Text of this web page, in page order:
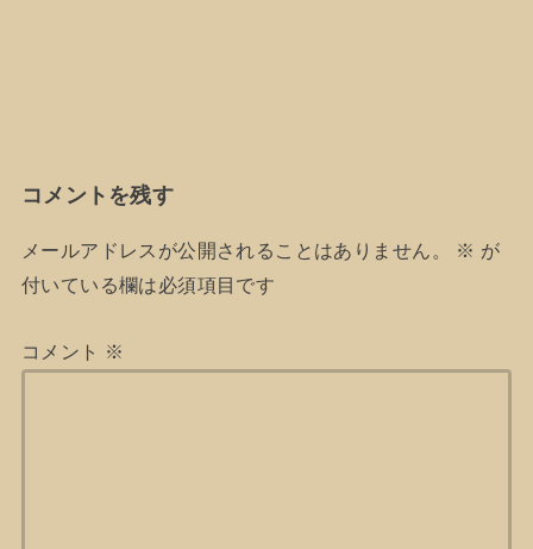
コメントを残す
メールアドレスが公開されることはありません。 ※ が
付いている欄は必須項目です
コメント ※